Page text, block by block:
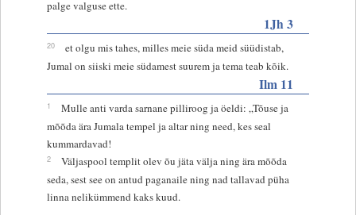
palge valguse ette.
1Jh 3
20
et olgu mis tahes, milles meie süda meid süüdistab,
Jumal on siiski meie südamest suurem ja tema teab kõik.
Ilm 11
1
Mulle anti varda sarnane pilliroog ja öeldi: „Tõuse ja
mõõda ära Jumala tempel ja altar ning need, kes seal
kummardavad!
2
Väljaspool templit olev õu jäta välja ning ära mõõda
seda, sest see on antud paganaile ning nad tallavad püha
linna nelikümmend kaks kuud.